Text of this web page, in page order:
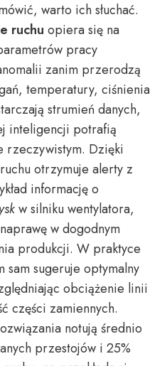
warto ich słuchać.
ruchu opiera się na
pracy
zanim przerodzą
temperatury, ciśnienia
strumień danych,
inteligencji potrafią
rzeczywistym. Dzięki
otrzymuje alerty z
informację o
w silniku wentylatora,
w dogodnym
produkcji. W praktyce
sam sugeruje optymalny
obciążenie linii
części zamiennych.
notują średnio
przestojów i 25%